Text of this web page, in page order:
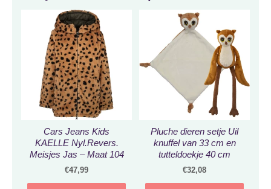
Cars Jeans Kids
KAELLE Nyl.Revers.
Meisjes Jas – Maat 104
€47,99
Pluche dieren setje Uil
knuffel van 33 cm en
tutteldoekje 40 cm
€32,08